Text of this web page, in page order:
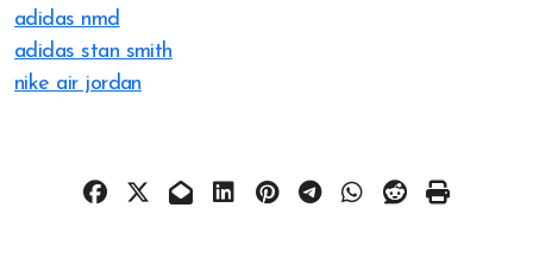
adidas nmd
adidas stan smith
nike air jordan